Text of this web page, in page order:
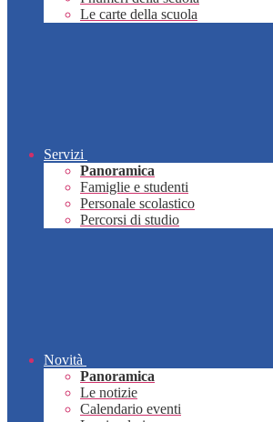
Le carte della scuola
Servizi
Panoramica
Famiglie e studenti
Personale scolastico
Percorsi di studio
Novità
Panoramica
Le notizie
Calendario eventi